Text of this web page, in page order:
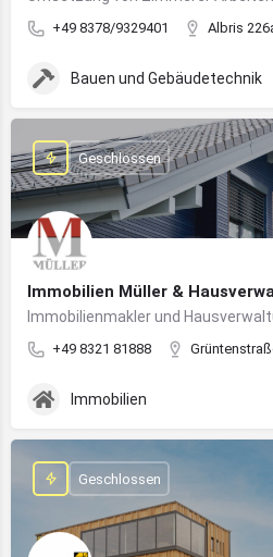
+49 8378/9329401 Albris
Bauen und Gebäudetechnik
Immobilien Müller &
+49 8321 81888
Geschlossen
Immobilien
Geschlossen